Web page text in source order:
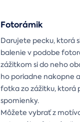
Fotorámik
Darujete pecku, ktorá
balenie v podobe
zážitkom si do neho
ho poriadne nakopne
fotka zo zážitku, ktorá
spomienky.
Môžete vybrať z